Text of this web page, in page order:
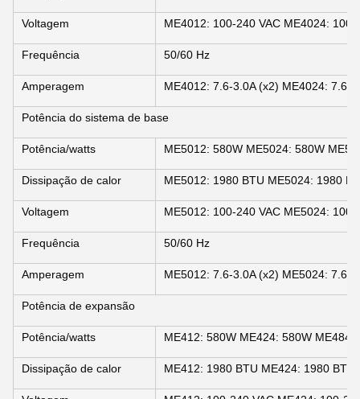
Voltagem ME4012: 100-240 VAC ME4024:
Frequência 50/60 Hz
Amperagem ME4012: 7.6-3.0A (x2) ME4024: 7.6-
Potência do sistema de base
Potência/watts ME5012: 580W ME5024: 580W
Dissipação de calor ME5012: 1980 BTU ME5024: 1980
Voltagem ME5012: 100-240 VAC ME5024: 100-
Frequência 50/60 Hz
Amperagem ME5012: 7.6-3.0A (x2) ME5024: 7.6-
Potência de expansão
Potência/watts ME412: 580W ME424: 580W ME484:
Dissipação de calor ME412: 1980 BTU ME424: 1980 BTU